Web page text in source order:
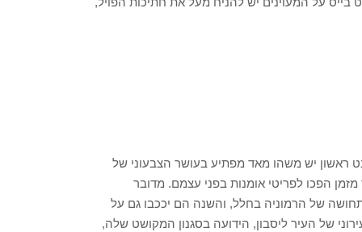
ראשון יש משהו מאד מפתיע בעושר הצבעוני של
הפכו לפריטי אומנות בפני עצמם. מדובר
של הרמוניה בחלל, והשנה הם יככבו גם על
של העיר ליסבון, הידועה בסגנון המקושט שלה,